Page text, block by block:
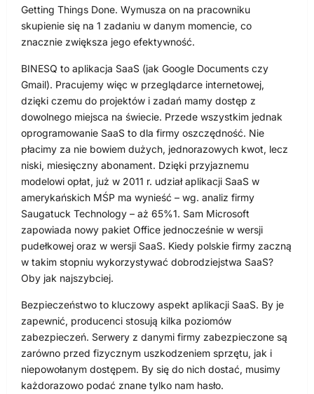
Getting Things Done. Wymusza on na pracowniku
skupienie się na 1 zadaniu w danym momencie, co
znacznie zwiększa jego efektywność.
BINESQ to aplikacja SaaS (jak Google Documents czy
Gmail). Pracujemy więc w przeglądarce internetowej,
dzięki czemu do projektów i zadań mamy dostęp z
dowolnego miejsca na świecie. Przede wszystkim jednak
oprogramowanie SaaS to dla firmy oszczędność. Nie
płacimy za nie bowiem dużych, jednorazowych kwot, lecz
niski, miesięczny abonament. Dzięki przyjaznemu
modelowi opłat, już w 2011 r. udział aplikacji SaaS w
amerykańskich MŚP ma wynieść – wg. analiz firmy
Saugatuck Technology – aż 65%1. Sam Microsoft
zapowiada nowy pakiet Office jednocześnie w wersji
pudełkowej oraz w wersji SaaS. Kiedy polskie firmy zaczną
w takim stopniu wykorzystywać dobrodziejstwa SaaS?
Oby jak najszybciej.
Bezpieczeństwo to kluczowy aspekt aplikacji SaaS. By je
zapewnić, producenci stosują kilka poziomów
zabezpieczeń. Serwery z danymi firmy zabezpieczone są
zarówno przed fizycznym uszkodzeniem sprzętu, jak i
niepowołanym dostępem. By się do nich dostać, musimy
każdorazowo podać znane tylko nam hasło.